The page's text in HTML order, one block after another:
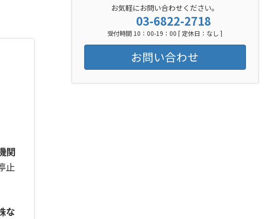
関
止
な
お気軽にお問い合わせください。
03-6822-2718
受付時間 10：00-19：00 [ 定休日：なし ]
お問い合わせ